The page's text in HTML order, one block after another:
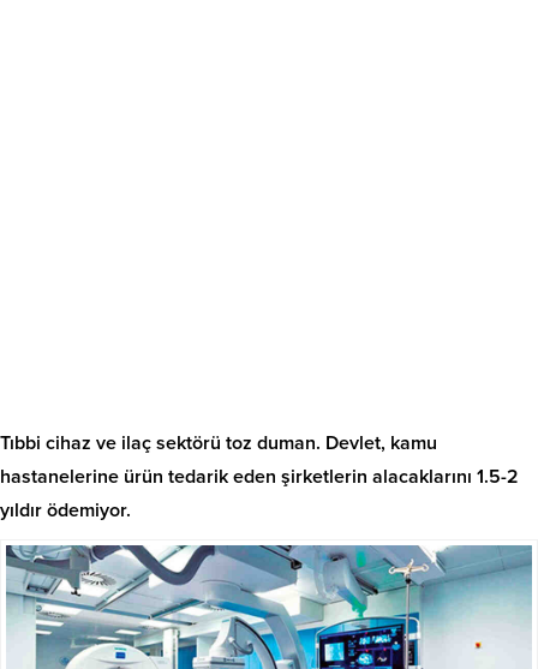
Tıbbi cihaz ve ilaç sektörü toz duman. Devlet, kamu
hastanelerine ürün tedarik eden şirketlerin alacaklarını 1.5-2
yıldır ödemiyor.